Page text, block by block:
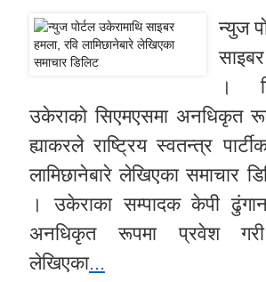
न्युज
।
उकेराको सिएमएसमा अनधिकृत
ह्याकरले राष्ट्रिय स्वतन्त्र
लामिछानेबारे लेखिएका समाचार
। उकेराका सम्पादक केपी
अनधिकृत रूपमा प्रवेश गरी
लेखिएका...